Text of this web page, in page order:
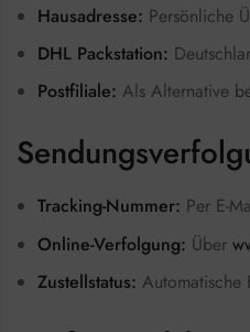
Hausadresse: Persönliche
DHL Packstation:
Postfiliale: Als Alternative
Tracking-Nummer: Per E-
Online-Verfolgung: Über
Zustellstatus: Automatische